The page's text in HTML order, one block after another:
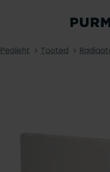
Pealeht Tooted